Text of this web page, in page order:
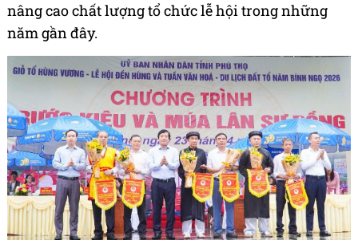
nâng cao chất lượng tổ chức lễ hội trong những
năm gần đây.